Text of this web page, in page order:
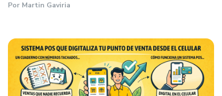
Por Martin Gaviria